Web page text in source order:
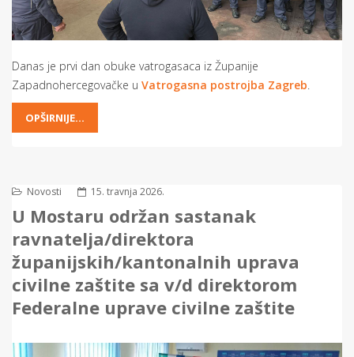
Danas je prvi dan obuke vatrogasaca iz Županije
Zapadnohercegovačke u Vatrogasna postrojba Zagreb
OPŠIRNIJE...
Novosti 15. travnja 2026.
U Mostaru održan sastanak
ravnatelja/direktora
županijskih/kantonalnih uprava
civilne zaštite sa v/d direktorom
Federalne uprave civilne zaštite